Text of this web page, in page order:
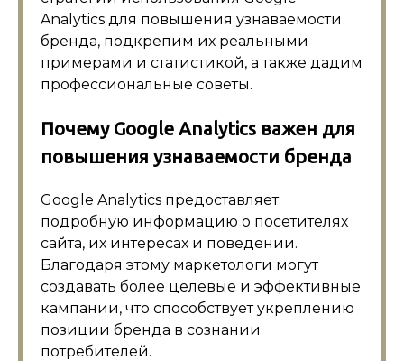
Analytics для повышения узнаваемости
бренда, подкрепим их реальными
примерами и статистикой, а также дадим
профессиональные советы.
Почему Google Analytics важен для
повышения узнаваемости бренда
Google Analytics предоставляет
подробную информацию о посетителях
сайта, их интересах и поведении.
Благодаря этому маркетологи могут
создавать более целевые и эффективные
кампании, что способствует укреплению
позиции бренда в сознании
потребителей.